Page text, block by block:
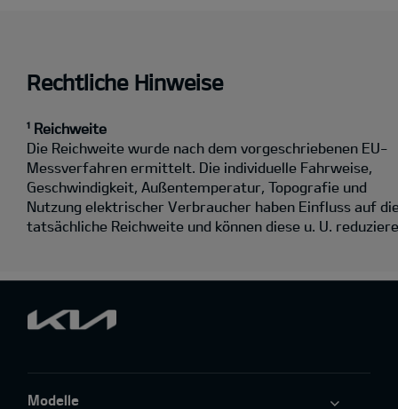
Rechtliche Hinweise
¹ Reichweite
Die Reichweite wurde nach dem vorgeschriebenen EU-
Messverfahren ermittelt. Die individuelle Fahrweise,
Geschwindigkeit, Außentemperatur, Topografie und
Nutzung elektrischer Verbraucher haben Einfluss auf
tatsächliche Reichweite und können diese u. U.
Modelle